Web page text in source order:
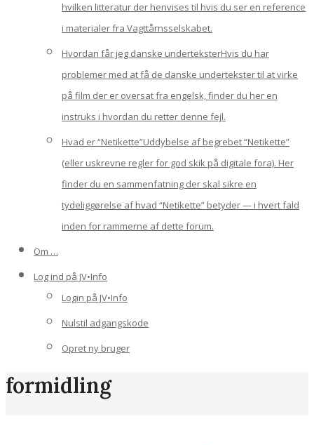
hvilken litteratur der henvises til hvis du ser en reference
i materialer fra Vagttårnsselskabet.
Hvordan får jeg danske underteksterHvis du har
problemer med at få de danske undertekster til at virke
på film der er oversat fra engelsk, finder du her en
instruks i hvordan du retter denne fejl.
Hvad er “Netikette”Uddybelse af begrebet “Netikette”
(eller uskrevne regler for god skik på digitale fora). Her
finder du en sammenfatning der skal sikre en
tydeliggørelse af hvad “Netikette” betyder — i hvert fald
inden for rammerne af dette forum.
Om …
Log ind på JV•Info
Login på JV•Info
Nulstil adgangskode
Opret ny bruger
formidling